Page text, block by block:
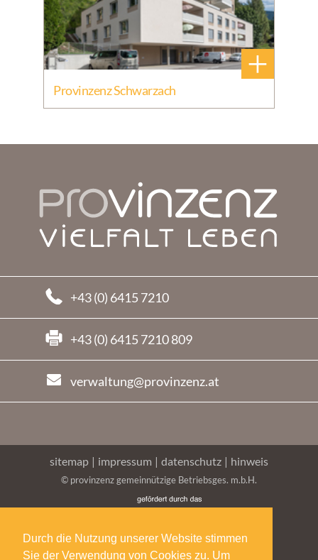
Durch die Nutzung unserer Website stimmen
Sie der Verwendung von Cookies zu. Um
+
Provinzenz Schwarzach
+43 (0) 6415 7210
+43 (0) 6415 7210 809
verwaltung@provinzenz.at
sitemap | impressum | datenschutz | hinweis
© provinzenz gemeinnützige Betriebsges. m.b.H.